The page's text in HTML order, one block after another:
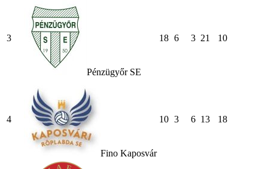
3
Pénzügyőr SE
18 6 3 21 10
4
Fino Kaposvár
10 3 6 13 18